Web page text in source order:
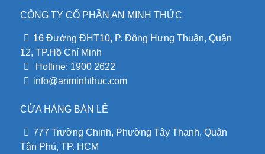
CÔNG TY CỔ PHẦN AN MINH THỨC
16 Đường ĐHT10, P. Đông Hưng Thuận, Quận
12, TP.Hồ Chí Minh
Hotline: 1900 2622
info@anminhthuc.com
CỬA HÀNG BÁN LẺ
777 Trường Chinh, Phường Tây Thạnh, Quận
Tân Phú, TP. HCM